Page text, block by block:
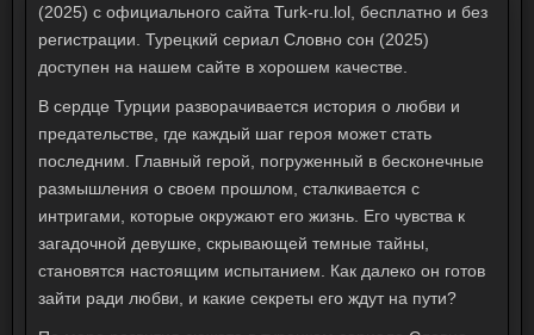
(2025) с официального сайта Turk-ru.lol, бесплатно и без
регистрации. Турецкий сериал Словно сон (2025)
доступен на нашем сайте в хорошем качестве.
В сердце Турции разворачивается история о любви и
предательстве, где каждый шаг героя может стать
последним. Главный герой, погруженный в бесконечные
размышления о своем прошлом, сталкивается с
интригами, которые окружают его жизнь. Его чувства к
загадочной девушке, скрывающей темные тайны,
становятся настоящим испытанием. Как далеко он готов
зайти ради любви, и какие секреты его ждут на пути?